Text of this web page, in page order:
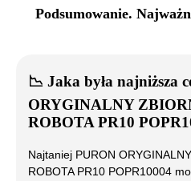
Podsumowanie.
📉 Jaka była najniższa
ORYGINALNY
ROBOTA PR10
Najtaniej PURON
ROBOTA PR10 POPR10004